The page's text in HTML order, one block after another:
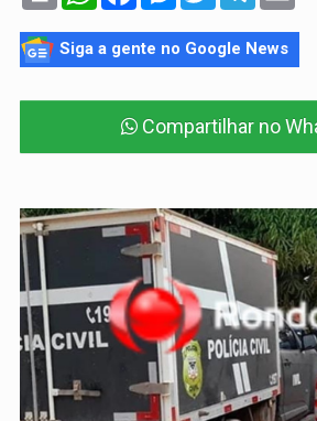
Siga a gente no Google News
Compartilhar no